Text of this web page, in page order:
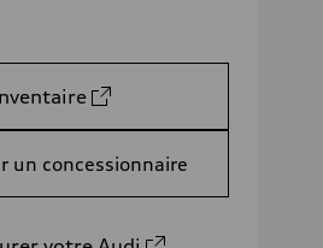
un concessionnaire